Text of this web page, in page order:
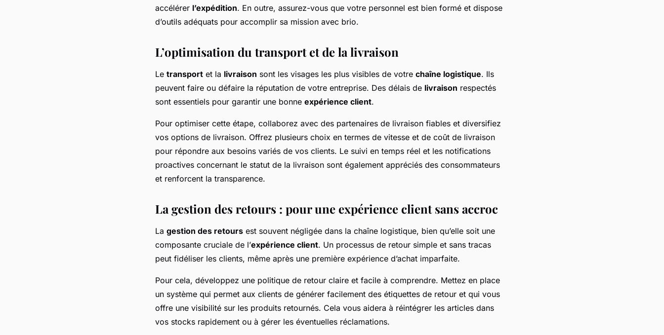
accélérer l’expédition. En outre, assurez-vous que votre personnel est bien formé et dispose
d’outils adéquats pour accomplir sa mission avec brio.
L’optimisation du transport et de la livraison
Le transport et la livraison sont les visages les plus visibles de votre chaîne logistique. Ils
peuvent faire ou défaire la réputation de votre entreprise. Des délais de livraison respectés
sont essentiels pour garantir une bonne expérience client.
Pour optimiser cette étape, collaborez avec des partenaires de livraison fiables et diversifiez
vos options de livraison. Offrez plusieurs choix en termes de vitesse et de coût de livraison
pour répondre aux besoins variés de vos clients. Le suivi en temps réel et les notifications
proactives concernant le statut de la livraison sont également appréciés des consommateurs
et renforcent la transparence.
La gestion des retours : pour une expérience client sans accroc
La gestion des retours est souvent négligée dans la chaîne logistique, bien qu’elle soit une
composante cruciale de l’expérience client. Un processus de retour simple et sans tracas
peut fidéliser les clients, même après une première expérience d’achat imparfaite.
Pour cela, développez une politique de retour claire et facile à comprendre. Mettez en place
un système qui permet aux clients de générer facilement des étiquettes de retour et qui vous
offre une visibilité sur les produits retournés. Cela vous aidera à réintégrer les articles dans
vos stocks rapidement ou à gérer les éventuelles réclamations.